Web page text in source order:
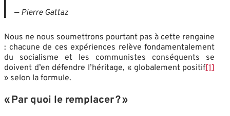
— Pierre Gattaz
Nous ne nous soumettrons pourtant pas à cette rengaine
: chacune de ces expériences relève fondamentalement
du socialisme et les communistes conséquents se
doivent d’en défendre l’héritage, « globalement positif[1]
» selon la formule.
« Par quoi le remplacer ? »